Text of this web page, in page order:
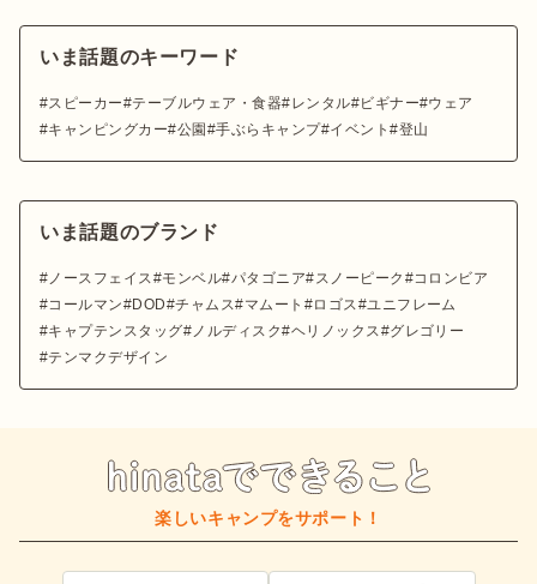
いま話題のキーワード
スピーカー テーブルウェア・食器 レンタル ビギナー
ウェア
キャンピングカー 公園 手ぶらキャンプ イベント 登山
いま話題のブランド
ノースフェイス モンベル パタゴニア スノーピーク
コロンビア
コールマン
DOD チャムス マムート ロゴス
ユニフレーム
キャプテンスタッグ
ノルディスク ヘリノックス
グレゴリー
テンマクデザイン
楽しいキャンプをサポート！